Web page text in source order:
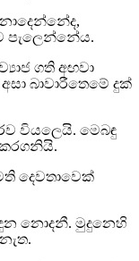
පැලෙන්නේය.
ගති අඟවා
බාවාරීතෙමේ දුක්
වියලෙයි. මෙබඳු
දෙවතාවෙක්
නොදනී. මුදුනෙහි